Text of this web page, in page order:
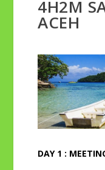
4H2M
ACEH
DAY 1 :